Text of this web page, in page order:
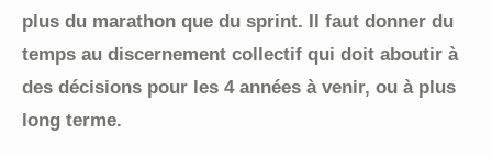
plus du marathon que du sprint. Il faut donner du
temps au discernement collectif qui doit aboutir à
des décisions pour les 4 années à venir, ou à plus
long terme.